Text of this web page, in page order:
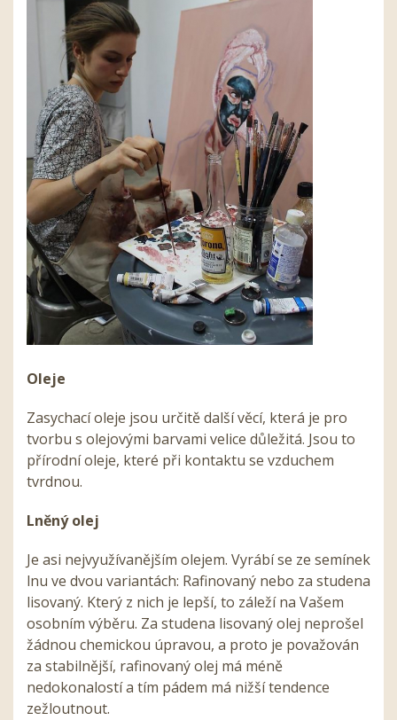
Oleje
Zasychací oleje jsou určitě další věcí, která je pro
tvorbu s olejovými barvami velice důležitá. Jsou to
přírodní oleje, které při kontaktu se vzduchem
tvrdnou.
Lněný olej
Je asi nejvyužívanějším olejem. Vyrábí se ze semínek
lnu ve dvou variantách: Rafinovaný nebo za studena
lisovaný. Který z nich je lepší, to záleží na Vašem
osobním výběru. Za studena lisovaný olej neprošel
žádnou chemickou úpravou, a proto je považován
za stabilnější, rafinovaný olej má méně
nedokonalostí a tím pádem má nižší tendence
zežloutnout.